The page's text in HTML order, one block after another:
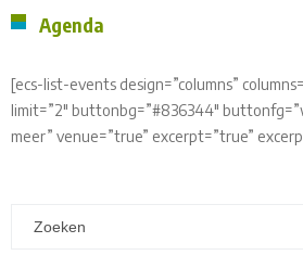
Agenda
[ecs-list-events design=”columns”
limit=”2″ buttonbg=”#836344″
meer” venue=”true” excerpt=”true”